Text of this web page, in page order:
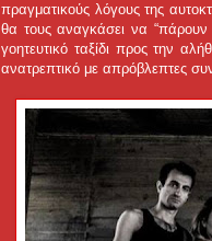
πραγματικούς λόγους της
θα τους αναγκάσει να “πάρουν
γοητευτικό ταξίδι προς την
ανατρεπτικό με απρόβλεπτες